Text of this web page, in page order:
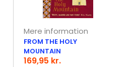
Mere information
FROM THE HOLY
MOUNTAIN
169,95 kr.